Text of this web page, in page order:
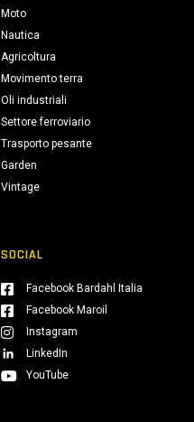
Moto
Nautica
Agricoltura
Movimento terra
Oli industriali
Settore ferroviario
Trasporto pesante
Garden
Vintage
SOCIAL
Facebook Bardahl Italia
Facebook Maroil
Instagram
LinkedIn
YouTube